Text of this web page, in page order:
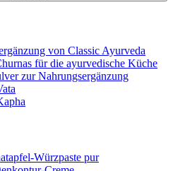
von Classic Ayurveda
für die ayurvedische Küche
zur Nahrungsergänzung
Würzpaste pur